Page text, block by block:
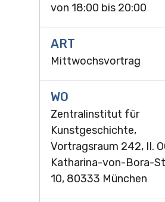
von 18:00 bis 20:00
ART
Mittwochsvortrag
WO
Zentralinstitut für
Kunstgeschichte,
Vortragsraum 242, II.
Katharina-von-Bora-
10, 80333 München